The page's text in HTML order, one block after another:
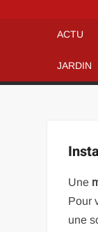
ACTU
JARDIN
Une
Pour
une